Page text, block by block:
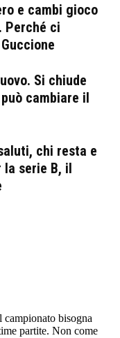
e cambi gioco
Perché ci
Si chiude
cambiare il
chi resta e
serie B, il